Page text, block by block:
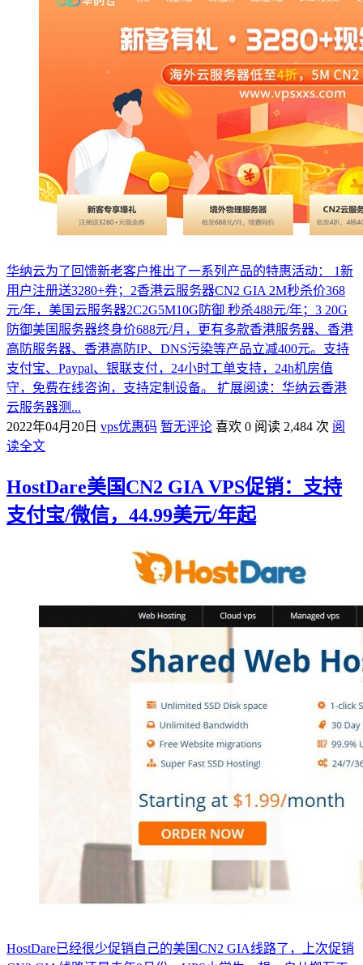
华纳云为了回馈新老客户推出了一系列产品的特惠活动： 1新
用户注册送3280+券；2香港云服务器CN2 GIA 2M秒杀价368
元/年，美国云服务器2C2G5M10G防御 秒杀488元/年；3 20G
防御美国服务器终身价688元/月，更有多款香港服务器、香港
高防服务器、香港高防IP、DNS污染等产品立减400元。支持
支付宝、Paypal、银联支付，24小时工单支持，24h机房值
守，免费在线咨询，支持定制设备。 扩展阅读：华纳云香港
云服务器测...
2022年04月20日 vps优惠码 暂无评论 喜欢 0 阅读 2,484 次 阅
读全文
HostDare美国CN2 GIA VPS促销：支持
支付宝/微信，44.99美元/年起
HostDare已经很少促销自己的美国CN2 GIA线路了，上次促销